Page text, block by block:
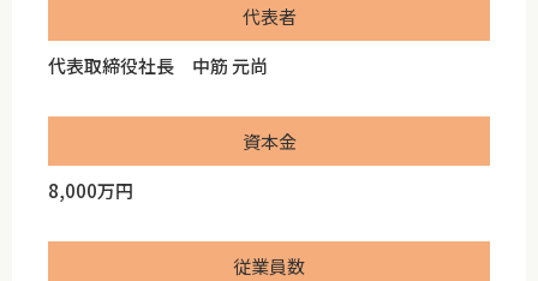
代表者
代表取締役社長 中筋 元尚
資本金
8,000万円
従業員数